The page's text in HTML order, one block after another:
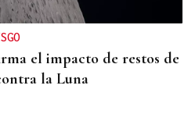
el impacto de restos de
la Luna